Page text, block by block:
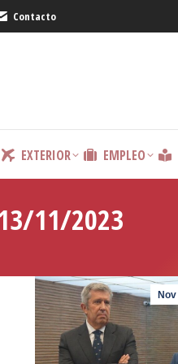
Contacto
EXTERIOR EMPLEO
11/2023
Nov